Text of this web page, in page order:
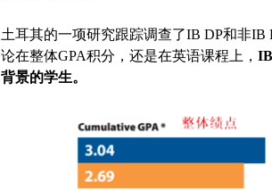
土耳其的一项研究跟踪调查了IB DP和非
论在整体GPA积分，还是在英语课程上， I
背景的学生。